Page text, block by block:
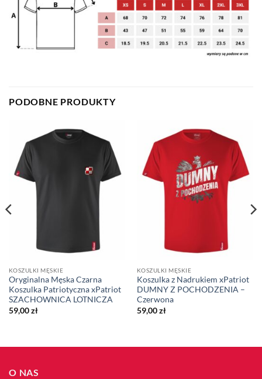
PODOBNE PRODUKTY
KOSZULKI MĘSKIE
Oryginalna Męska Czarna
Koszulka Patriotyczna xPatriot
SZACHOWNICA LOTNICZA
59,00zł
KOSZULKI MĘSKIE
Koszulka z Nadrukiem xPatriot
DUMNY Z POCHODZENIA –
Czerwona
59,00zł
O NAS